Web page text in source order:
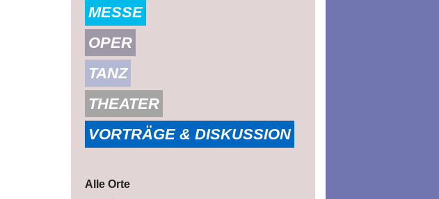
MESSE
OPER
TANZ
THEATER
VORTRÄGE & DISKUSSION
Alle Orte